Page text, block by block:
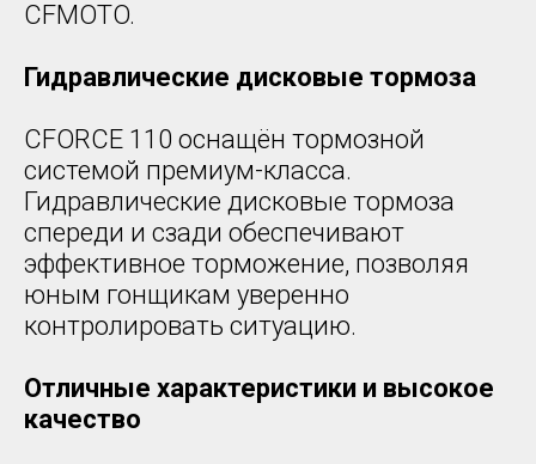
CFMOTO.
Гидравлические дисковые тормоза
CFORCE 110 оснащён тормозной
системой премиум-класса.
Гидравлические дисковые тормоза
спереди и сзади обеспечивают
эффективное торможение, позволяя
юным гонщикам уверенно
контролировать ситуацию.
Отличные характеристики и высокое
качество